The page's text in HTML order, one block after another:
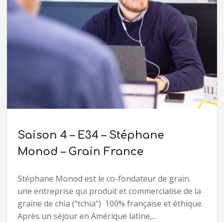
Saison 4 – E34 – Stéphane
Monod – Grain France
Stéphane Monod est le co-fondateur de grain.
une entreprise qui produit et commercialise de la
graine de chia (“tchia”) 100% française et éthique.
Après un séjour en Amérique latine,...